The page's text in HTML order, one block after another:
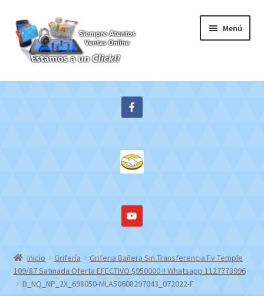
Ir
a
la
navegación
Ir
al
contenido
Menú
Inicio
Inicio Grifería
Griferia Bañera Sin Transferencia Fv Temple
109/87 Satinada Oferta EFECTIVO $950000 !! Whatsapp 1127773996
D_NQ_NP_2X_698050-MLA50608297043_072022-F